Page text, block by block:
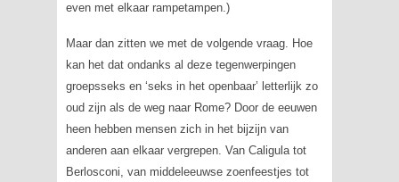
even met elkaar rampetampen.)
Maar dan zitten we met de volgende vraag. Hoe
kan het dat ondanks al deze tegenwerpingen
groepsseks en ‘seks in het openbaar’ letterlijk zo
oud zijn als de weg naar Rome? Door de eeuwen
heen hebben mensen zich in het bijzijn van
anderen aan elkaar vergrepen. Van Caligula tot
Berlosconi, van middeleeuwse zoenfeestjes tot